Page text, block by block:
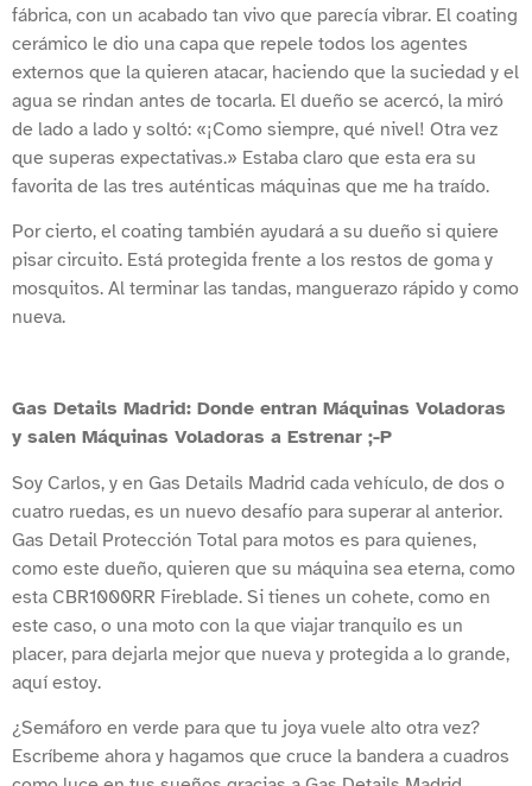
fábrica, con un acabado tan vivo que parecía vibrar. El coating
cerámico le dio una capa que repele todos los agentes
externos que la quieren atacar, haciendo que la suciedad y el
agua se rindan antes de tocarla. El dueño se acercó, la miró
de lado a lado y soltó: «¡Como siempre, qué nivel! Otra vez
que superas expectativas.» Estaba claro que esta era su
favorita de las tres auténticas máquinas que me ha traído.
Por cierto, el coating también ayudará a su dueño si quiere
pisar circuito. Está protegida frente a los restos de goma y
mosquitos. Al terminar las tandas, manguerazo rápido y como
nueva.
Gas Details Madrid: Donde entran Máquinas Voladoras
y salen Máquinas Voladoras a Estrenar ;-P
Soy Carlos, y en Gas Details Madrid cada vehículo, de dos o
cuatro ruedas, es un nuevo desafío para superar al anterior.
Gas Detail Protección Total para motos es para quienes,
como este dueño, quieren que su máquina sea eterna, como
esta CBR1000RR Fireblade. Si tienes un cohete, como en
este caso, o una moto con la que viajar tranquilo es un
placer, para dejarla mejor que nueva y protegida a lo grande,
aquí estoy.
¿Semáforo en verde para que tu joya vuele alto otra vez?
Escríbeme ahora y hagamos que cruce la bandera a cuadros